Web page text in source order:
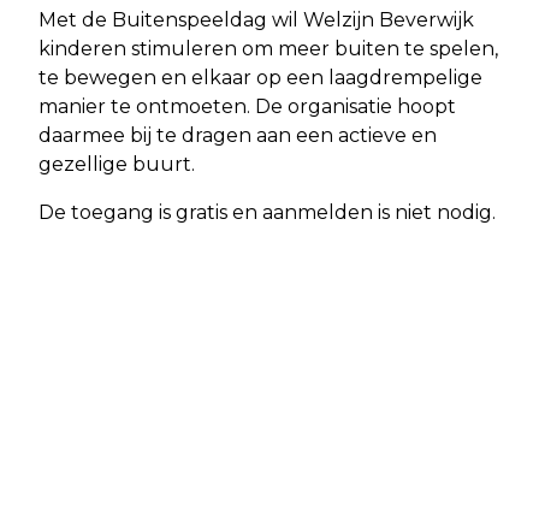
Met de Buitenspeeldag wil Welzijn Beverwijk
kinderen stimuleren om meer buiten te spelen,
te bewegen en elkaar op een laagdrempelige
manier te ontmoeten. De organisatie hoopt
daarmee bij te dragen aan een actieve en
gezellige buurt.
De toegang is gratis en aanmelden is niet nodig.